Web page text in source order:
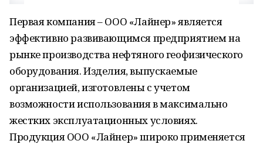
Первая компания – ООО «Лайнер» является
эффективно развивающимся предприятием на
рынке производства нефтяного геофизического
оборудования. Изделия, выпускаемые
организацией, изготовлены с учетом
возможности использования в максимально
жестких эксплуатационных условиях.
Продукция ООО «Лайнер» широко применяется